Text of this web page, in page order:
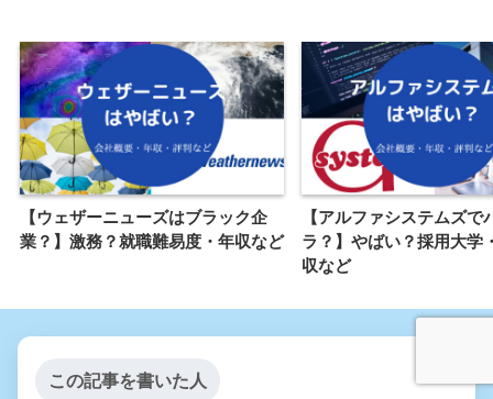
【ウェザーニューズはブラック企
業？】激務？就職難易度・年収など
【アルファシステムズで
ラ？】やばい？採用大学
収など
この記事を書いた人